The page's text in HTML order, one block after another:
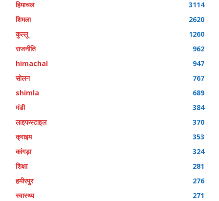
हिमाचल
3114
शिमला
2620
कुल्लू
1260
राजनीति
962
himachal
947
सोलन
767
shimla
689
मंडी
384
लाइफस्टाइल
370
क्राइम
353
कांगड़ा
324
शिक्षा
281
हमीरपुर
276
स्वास्थ्य
271